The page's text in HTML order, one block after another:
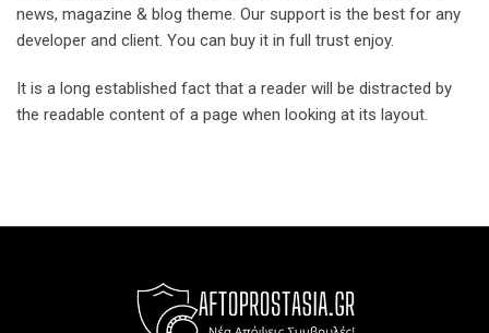
news, magazine & blog theme. Our support is the best for any
developer and client. You can buy it in full trust enjoy.
It is a long established fact that a reader will be distracted by
the readable content of a page when looking at its layout.